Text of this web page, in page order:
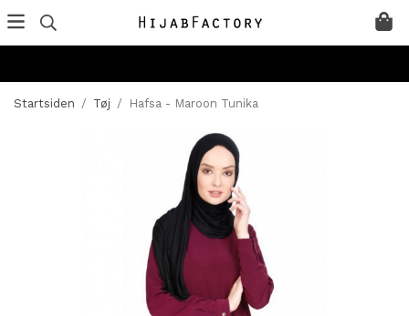
Startsiden / Tøj / Hafsa - Maroon Tunika